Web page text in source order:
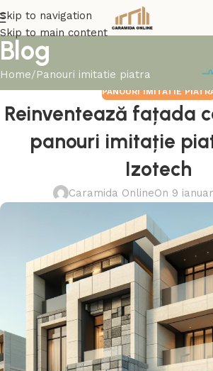
Skip to navigation
Skip to main content
Blog
Home Panouri imitatie piatra
PANOURI IMITATIE
Reinventează fațada
panouri imitație
Izotech
Caramida OnlineOn 9